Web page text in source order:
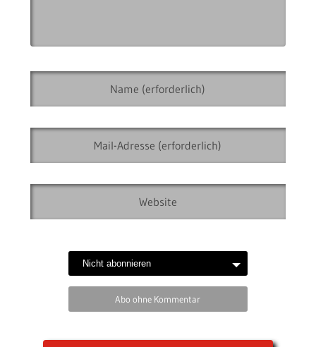
Abo ohne Kommentar